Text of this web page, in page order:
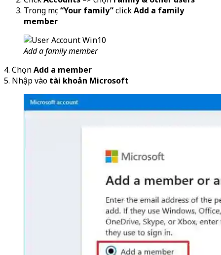
Trong mục“Your family”clickAdd a family
member
Add a family member
4. ChọnAdd a member
5. Nhập vào tài khoản Microsoft